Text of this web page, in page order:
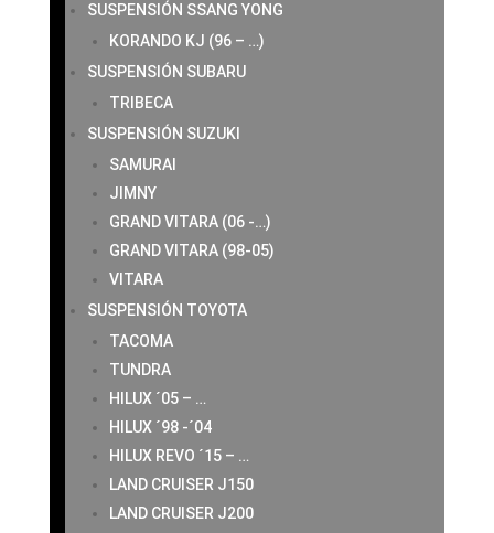
SUSPENSIÓN SSANG YONG
KORANDO KJ (96 – …)
SUSPENSIÓN SUBARU
TRIBECA
SUSPENSIÓN SUZUKI
SAMURAI
JIMNY
GRAND VITARA (06 -…)
GRAND VITARA (98-05)
VITARA
SUSPENSIÓN TOYOTA
TACOMA
TUNDRA
HILUX ´05 – …
HILUX ´98 -´04
HILUX REVO ´15 – …
LAND CRUISER J150
LAND CRUISER J200